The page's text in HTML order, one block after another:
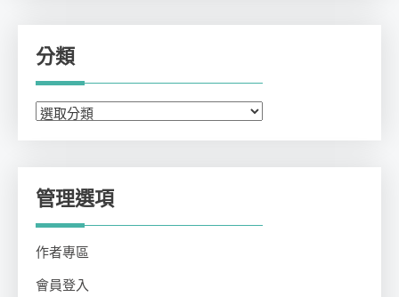
分類
分
管理選項
作者專區
會員登入